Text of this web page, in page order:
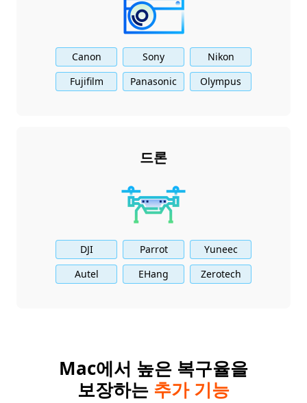
Canon Sony
Nikon
Fujifilm
Panasonic Olympus
드론
DJI Parrot
Yuneec
Autel
EHang Zerotech
Mac에서 높은 복구율을
보장하는 추가 기능